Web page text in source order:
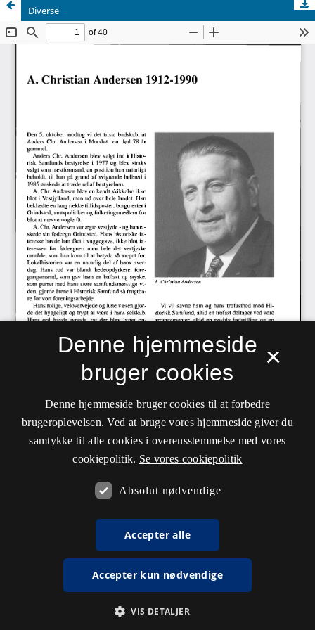
Diverse
×
Denne hjemmeside
bruger cookies
Denne hjemmeside bruger cookies til at forbedre
brugeroplevelsen. Ved at bruge vores hjemmeside giver du
samtykke til alle cookies i overensstemmelse med vores
cookiepolitik. Se vores cookiepolitik
Absolut nødvendige
Accepter alle
Accepter kun nødvendige
VIS DETALJER